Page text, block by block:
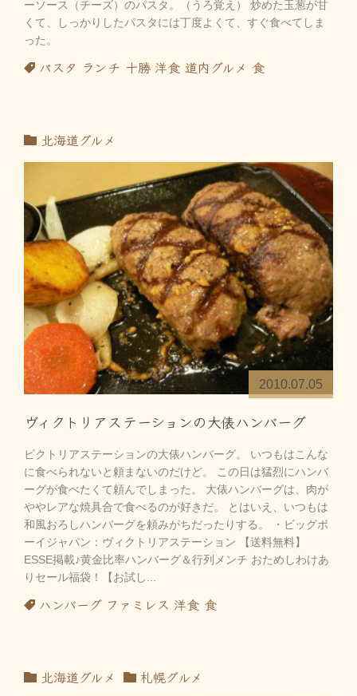
ーソース（チーズ）のパスタ。（うろ覚え） 炒めた玉葱が甘
くて、しっかりしたパスタには丁度よくて、すぐ食べてしま
った。
パスタ ランチ 十勝 洋食 道内グルメ 食
北海道グルメ
2010.07.05
ヴィクトリアステーションの大俵ハンバーグ
ビクトリアステーションの大俵ハンバーグ。 いつもはこんな
に食べられないと頼まないのだけど。 この日は猛烈にハンバ
ーグが食べたくて頼んでしまった。 大俵ハンバーグは、肉が
ややレアな焼具合で食べるのが好きだ。 とはいえ、いつもは
和風おろしハンバーグを頼みがちだったりする。 ・ビッグボ
ーイジャパン：ヴィクトリアステーション 【送料無料】
ESSE掲載♪黄金比率ハンバーグ＆行列メンチ おためしわけあ
りセール福袋！【お試し...
ハンバーグ ファミレス 洋食 食
北海道グルメ 札幌グルメ